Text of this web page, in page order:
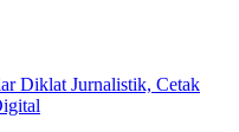
Diklat Jurnalistik, Cetak